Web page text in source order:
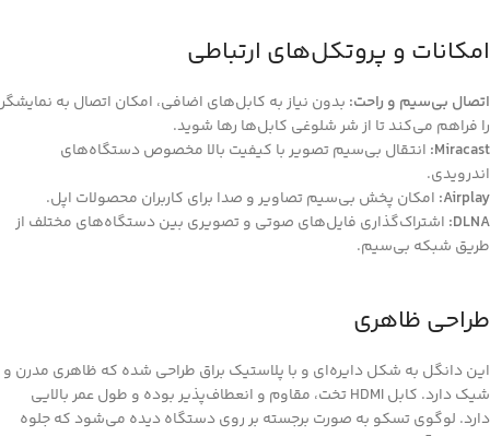
امکانات و پروتکل‌های ارتباطی
اتصال بی‌سیم و راحت: بدون نیاز به کابل‌های اضافی، امکان اتصال به نمایشگر
را فراهم می‌کند تا از شر شلوغی کابل‌ها رها شوید.
Miracast: انتقال بی‌سیم تصویر با کیفیت بالا مخصوص دستگاه‌های
اندرویدی.
Airplay: امکان پخش بی‌سیم تصاویر و صدا برای کاربران محصولات اپل.
DLNA: اشتراک‌گذاری فایل‌های صوتی و تصویری بین دستگاه‌های مختلف از
طریق شبکه بی‌سیم.
طراحی ظاهری
این دانگل به شکل دایره‌ای و با پلاستیک براق طراحی شده که ظاهری مدرن و
شیک دارد. کابل HDMI تخت، مقاوم و انعطاف‌پذیر بوده و طول عمر بالایی
دارد. لوگوی تسکو به صورت برجسته بر روی دستگاه دیده می‌شود که جلوه